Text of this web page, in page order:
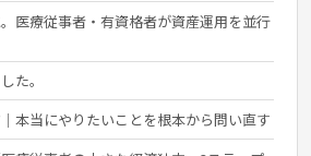
医療従事者・有資格者が資産運用を並行
た。
本当にやりたいことを根本から問い直す